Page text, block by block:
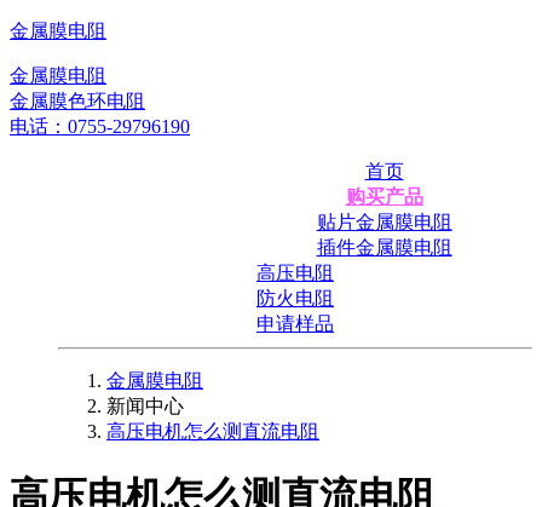
金属膜电阻
金属膜电阻
金属膜色环电阻
电话：0755-29796190
首页
购买产品
贴片金属膜电阻
插件金属膜电阻
高压电阻
防火电阻
申请样品
金属膜电阻
新闻中心
高压电机怎么测直流电阻
高压电机怎么测直流电阻